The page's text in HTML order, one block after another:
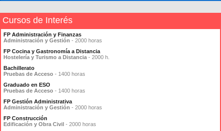
Cursos de Interés
FP Administración y Finanzas
Administración y Gestión - 2000 horas
FP Cocina y Gastronomía a Distancia
Hostelería y Turismo a Distancia - 2000 h.
Bachillerato
Pruebas de Acceso - 1400 horas
Graduado en ESO
Pruebas de Acceso - 1400 horas
FP Gestión Administrativa
Administración y Gestión - 2000 horas
FP Construcción
Edificación y Obra Civil - 2000 horas